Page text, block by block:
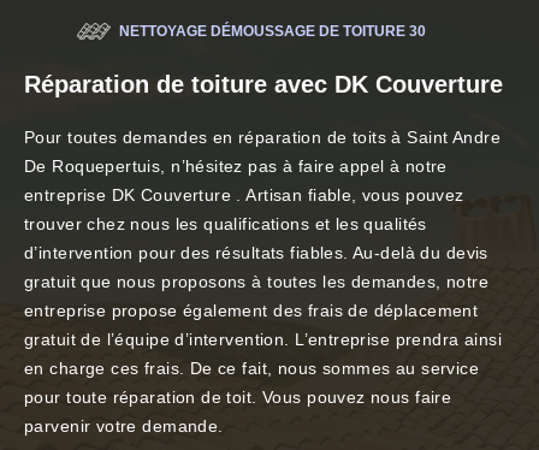
NETTOYAGE DÉMOUSSAGE DE TOITURE 30
Réparation de toiture avec DK Couverture
Pour toutes demandes en réparation de toits à Saint Andre
De Roquepertuis, n’hésitez pas à faire appel à notre
entreprise DK Couverture . Artisan fiable, vous pouvez
trouver chez nous les qualifications et les qualités
d’intervention pour des résultats fiables. Au-delà du devis
gratuit que nous proposons à toutes les demandes, notre
entreprise propose également des frais de déplacement
gratuit de l’équipe d’intervention. L’entreprise prendra ainsi
en charge ces frais. De ce fait, nous sommes au service
pour toute réparation de toit. Vous pouvez nous faire
parvenir votre demande.